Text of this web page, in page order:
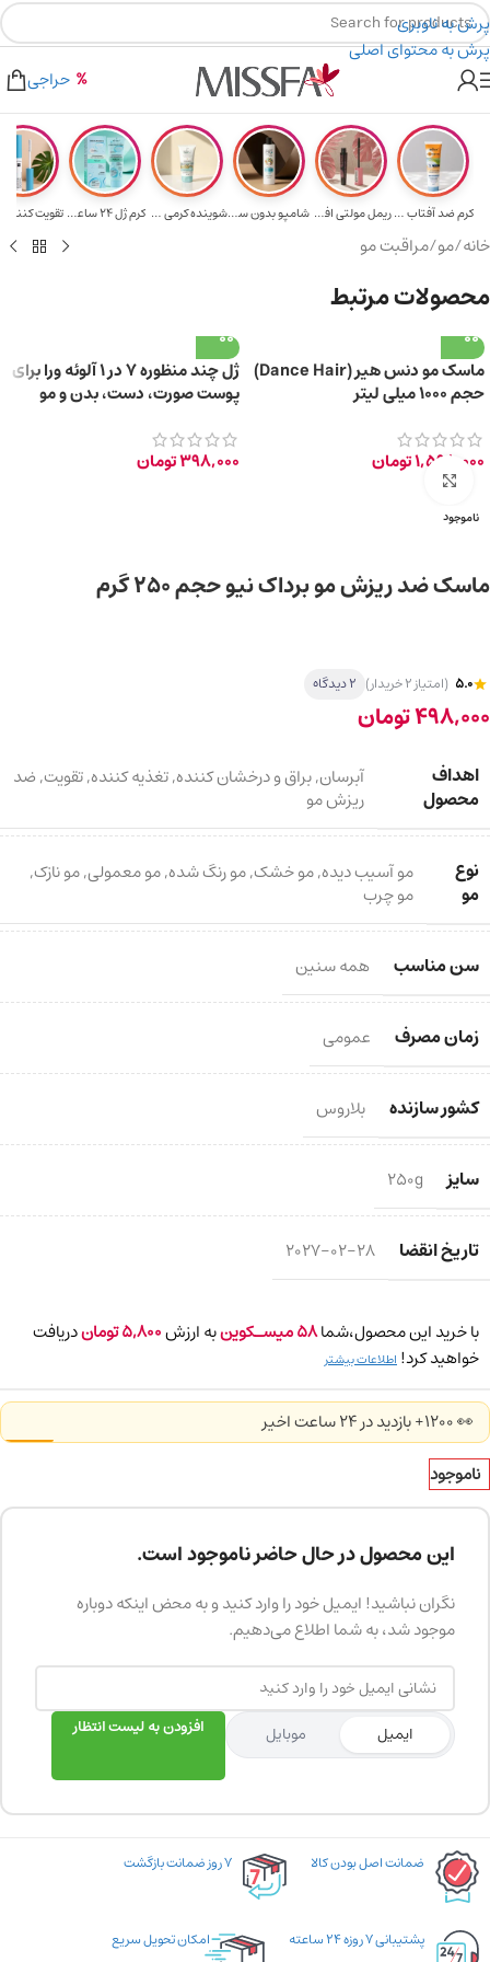
پرش به ناوبری
پرش به محتوای اصلی
۲٪ تخفیف روی سبد خرید برای روش کارت به کارت
هدیه برای خرید های بالای ۵ میلیون تومن
حراجی
کرم ضد آفتاب حا... ریمل مولتی افکت... شامپو بدون سولف... شوینده کرمی صور... کرم ژل ۲۴ ساعته... تقویت‌ کننده
خانه/مو/مراقبت مو
محصولات مرتبط
ماسک مو دنس هیر (Dance Hair)
حجم ۱۰۰۰ میلی لیتر
1,598,000تومان
ژل چند منظوره 7 در 1 آلوئه ورا برای
پوست صورت، دست، بدن و مو
398,000تومان
ناموجود
برای بزرگ‌نمایی کلیک کنید
ماسک ضد ریزش مو برداک نیو حجم 250 گرم
5.0 (امتیاز 2 خریدار) 2 دیدگاه
498,000تومان
اهداف
محصول
آبرسان,براق و درخشان کننده,تغذیه کننده,تقویت,ضد
ریزش مو
نوع
مو
مو آسیب دیده,مو خشک,مو رنگ شده,مو معمولی,مو نازک,
مو چرب
سن مناسب همه سنین
زمان مصرف عمومی
کشور سازنده بلاروس
سایز 250g
تاریخ انقضا 2027-02-28
با خرید این محصول،شما58میسـکوینبه ارزش5,800توماندریافت
خواهید کرد! اطلاعات بیشتر
👀 1200+ بازدید در ۲۴ ساعت اخیر
ناموجود
این محصول در حال حاضر ناموجود است.
نگران نباشید! ایمیل خود را وارد کنید و به محض اینکه دوباره
موجود شد، به شما اطلاع می‌دهیم.
ایمیل موبایل افزودن به لیست انتظار
ضمانت اصل بودن کالا ۷ روز ضمانت بازگشت
پشتیبانی ۷ روزه ۲۴ ساعته امکان تحویل سریع